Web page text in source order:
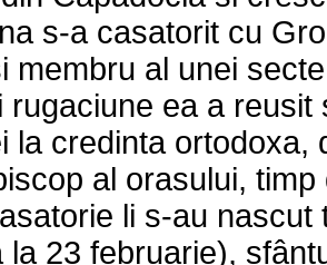
s-a casatorit cu
membru al unei
rugaciune ea a
la credinta ortodoxa,
al orasului,
li s-au
la 23 februarie),